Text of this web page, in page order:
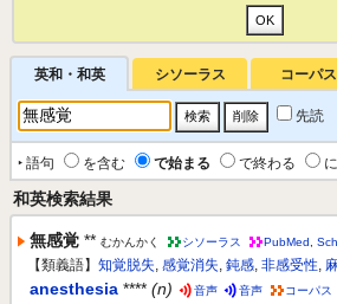
英和・和英 シソーラス コーパス
先読
‣ 語句 を含む で始まる で終わる
和英検索結果
無感覚 ** むかんかく シソーラス PubMed
【類義語】 知覚脱失, 感覚消失, 鈍感, 非感受性,
anesthesia **** (n) 音声 音声 コーパス